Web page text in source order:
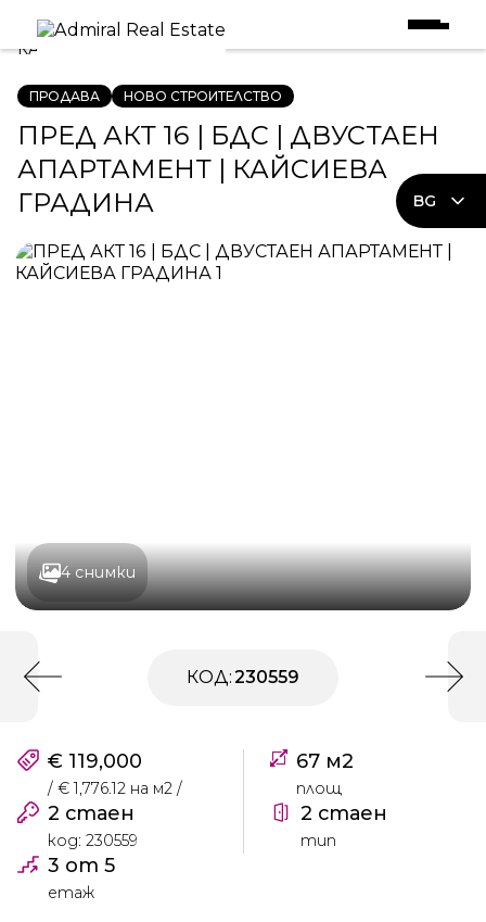
BG
ПРЕД АКТ 16 | БДС | ДВУСТАЕН АПАРТАМЕНТ |
КАЙСИЕВА ГРАДИНА
ПРОДАВА НОВО СТРОИТЕЛСТВО
ПРЕД АКТ 16 | БДС | ДВУСТАЕН
АПАРТАМЕНТ | КАЙСИЕВА
ГРАДИНА
4 снимки
КОД:230559
€ 119,000
/ € 1,776.12 на м2 /
67 м2
площ
2 стаен
код: 230559
2 стаен
тип
3 от 5
етаж